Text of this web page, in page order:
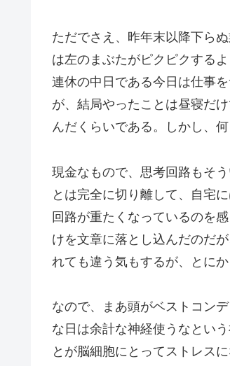
ただでさえ、昨年末以降下ら
は左のまぶたがピクピクする
連休の中日である今日は仕事
が、結局やったことは昼寝だ
んだくらいである。しかし、
現金なもので、思考回路もそ
とは完全に切り離して、自宅
回路が重たくなっているのを
けを文章に落とし込んだのだ
れても違う気もするが、とにか
なので、まあ頭がベストコン
な日は余計な神経使うなとい
とが脳細胞にとってストレス